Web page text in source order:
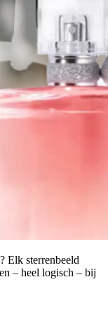
Elk sterrenbeeld
– heel logisch – bij